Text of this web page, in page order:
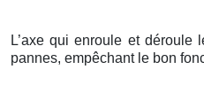
L’axe qui enroule et déroule
pannes, empêchant le bon